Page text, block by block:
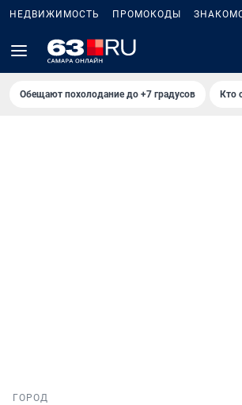
НЕДВИЖИМОСТЬ ПРОМОКОДЫ
Обещают похолодание до +7 градусов Кто
ГОРОД